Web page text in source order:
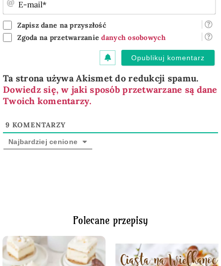
Zapisz dane na przyszłość
Zgoda na przetwarzaniedanych osobowych
Ta strona używa Akismet do redukcji spamu.
Dowiedz się, w jaki sposób przetwarzane są dane
Twoich komentarzy.
9 KOMENTARZY
Najbardziej cenione
Polecane przepisy